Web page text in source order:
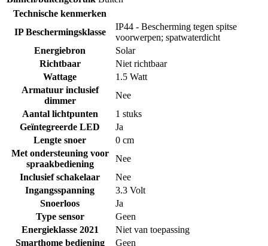
Technische kenmerken
IP Beschermingsklasse
IP44 - Bescherming tegen spitse
voorwerpen; spatwaterdicht
Energiebron
Solar
Richtbaar
Niet richtbaar
Wattage
1.5 Watt
Armatuur inclusief
dimmer
Nee
Aantal lichtpunten
1 stuks
Geïntegreerde LED
Ja
Lengte snoer
0 cm
Met ondersteuning voor
spraakbediening
Nee
Inclusief schakelaar
Nee
Ingangsspanning
3.3 Volt
Snoerloos
Ja
Type sensor
Geen
Energieklasse 2021
Niet van toepassing
Smarthome bediening
Geen